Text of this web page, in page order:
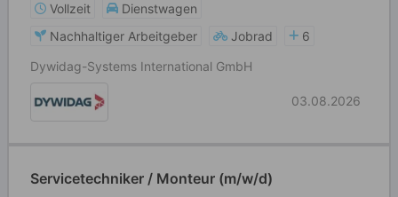
Vollzeit
Dienstwagen
Nachhaltiger Arbeitgeber
Jobrad
6
Dywidag-Systems International GmbH
03.08.2026
Servicetechniker / Monteur (m/w/d)